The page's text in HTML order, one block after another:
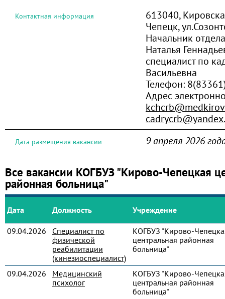
Контактная информация
613040,
Чепецк,
Начальник
Наталья
специалист по
Васильевна
Телефон:
Адрес
Дата размещения вакансии 9 апреля 2026
Все вакансии КОГБУЗ "Кирово-Чепецкая
районная больница"
Дата Должность Учреждение
09.04.2026
Специалист по
физической
реабилитации
(кинезиоспециалист)
КОГБУЗ "Кирово-
центральная районная
больница"
09.04.2026
Медицинский
психолог
КОГБУЗ "Кирово-
центральная районная
больница"